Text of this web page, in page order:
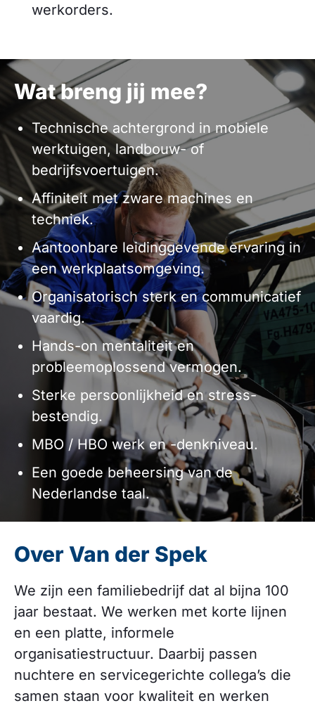
werkorders.
Wat breng jij mee?
Technische achtergrond in mobiele
werktuigen, landbouw- of
bedrijfsvoertuigen.
Affiniteit met zware machines en
techniek.
Aantoonbare leidinggevende ervaring in
een werkplaatsomgeving.
Organisatorisch sterk en communicatief
vaardig.
Hands-on mentaliteit en
probleemoplossend vermogen.
Sterke persoonlijkheid en stress-
bestendig.
MBO / HBO werk en -denkniveau.
Een goede beheersing van de
Nederlandse taal.
Over Van der Spek
We zijn een familiebedrijf dat al bijna 100
jaar bestaat. We werken met korte lijnen
en een platte, informele
organisatiestructuur. Daarbij passen
nuchtere en servicegerichte collega’s die
samen staan voor kwaliteit en werken